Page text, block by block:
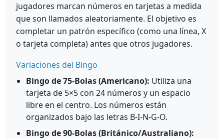
jugadores marcan números en tarjetas a medida
que son llamados aleatoriamente. El objetivo es
completar un patrón específico (como una línea, X
o tarjeta completa) antes que otros jugadores.
Variaciones del Bingo
Bingo de 75-Bolas (Americano): Utiliza una
tarjeta de 5×5 con 24 números y un espacio
libre en el centro. Los números están
organizados bajo las letras B-I-N-G-O.
Bingo de 90-Bolas (Británico/Australiano):